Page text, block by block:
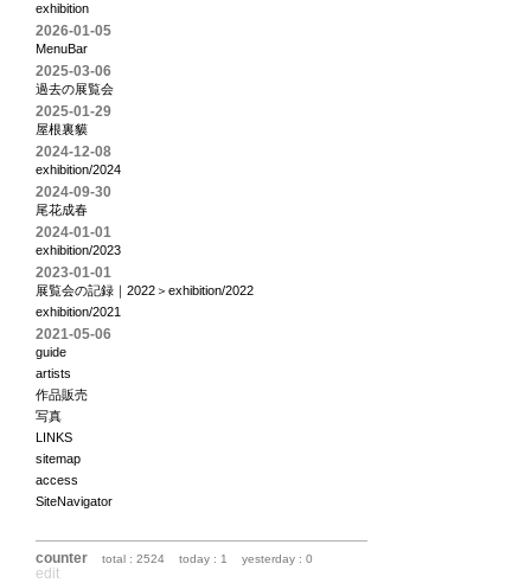
exhibition
2026-01-05
MenuBar
2025-03-06
過去の展覧会
2025-01-29
屋根裏貘
2024-12-08
exhibition/2024
2024-09-30
尾花成春
2024-01-01
exhibition/2023
2023-01-01
展覧会の記録｜2022＞exhibition/2022
exhibition/2021
2021-05-06
guide
artists
作品販売
写真
LINKS
sitemap
access
SiteNavigator
counter total : 2524 today : 1 yesterday : 0
edit